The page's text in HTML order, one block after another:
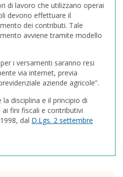
di lavoro che utilizzano operai
devono effettuare il
dei contributi. Tale
avviene tramite modello
i versamenti saranno resi
via internet, previa
aziende agricole”.
disciplina e il principio di
fini fiscali e contributivi
dal D.Lgs. 2 settembre